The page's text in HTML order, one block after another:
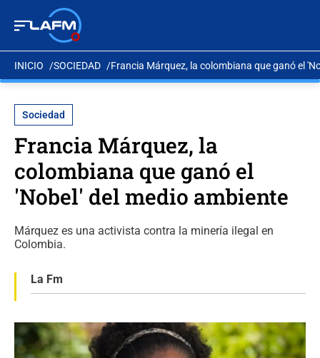
INICIO SOCIEDAD Francia Márquez, la colombiana que ganó el
Sociedad
Francia Márquez, la
colombiana que ganó el
'Nobel' del medio ambiente
Márquez es una activista contra la minería ilegal en
Colombia.
La Fm